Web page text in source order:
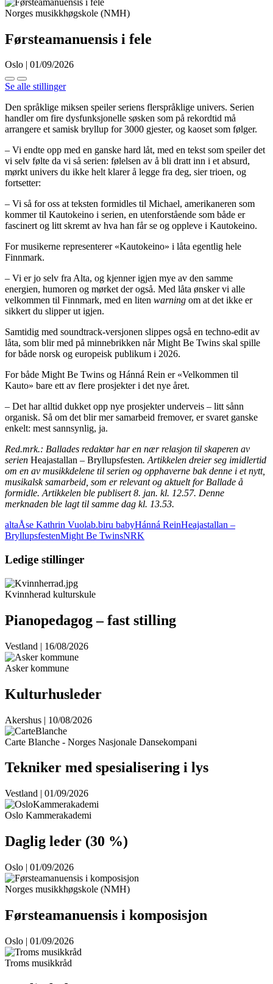
Norges musikkhøgskole (NMH)
Førsteamanuensis i fele
Oslo | 01/09/2026
Se alle stillinger
Den språklige miksen speiler seriens flerspråklige univers. Serien
handler om fire dysfunksjonelle søsken som på rekordtid må
arrangere et samisk bryllup for 3000 gjester, og kaoset som følger.
– Vi endte opp med en ganske hard låt, med en tekst som speiler det
vi selv følte da vi så serien: følelsen av å bli dratt inn i et absurd,
mørkt univers du ikke helt klarer å legge fra deg, sier trioen, og
fortsetter:
– Vi så for oss at teksten formidles til Michael, amerikaneren som
kommer til Kautokeino i serien, en utenforstående som både er
fascinert og litt skremt av hva han får se og oppleve i Kautokeino.
For musikerne representerer «Kautokeino» i låta egentlig hele
Finnmark.
– Vi er jo selv fra Alta, og kjenner igjen mye av den samme
energien, humoren og mørket der også. Med låta ønsker vi alle
velkommen til Finnmark, med en liten warning om at det ikke er
sikkert du slipper ut igjen.
Samtidig med soundtrack-versjonen slippes også en techno-edit av
låta, som blir med på minnebrikken når Might Be Twins skal spille
for både norsk og europeisk publikum i 2026.
For både Might Be Twins og Hánná Rein er «Velkommen til
Kauto» bare ett av flere prosjekter i det nye året.
– Det har alltid dukket opp nye prosjekter underveis – litt sånn
organisk. Så om det blir mer samarbeid fremover, er svaret ganske
enkelt: mest sannsynlig, ja.
Red.mrk.: Ballades redaktør har en nær relasjon til skaperen av
serien Heajastallan – Bryllupsfesten. Artikkelen dreier seg imidlertid
om en av musikkdelene til serien og opphaverne bak denne i et nytt,
musikalsk samarbeid, som er relevant og aktuelt for Ballade å
formidle. Artikkelen ble publisert 8. jan. kl. 12.57. Denne
merknaden ble lagt til samme dag kl. 13.53.
altaÅse Kathrin Vuolab.biru babyHánná ReinHeajastallan –
BryllupsfestenMight Be TwinsNRK
Ledige stillinger
Kvinnherad kulturskule
Pianopedagog – fast stilling
Vestland | 16/08/2026
Asker kommune
Kulturhusleder
Akershus | 10/08/2026
Carte Blanche - Norges Nasjonale Dansekompani
Tekniker med spesialisering i lys
Vestland | 01/09/2026
Oslo Kammerakademi
Daglig leder (30 %)
Oslo | 01/09/2026
Norges musikkhøgskole (NMH)
Førsteamanuensis i komposisjon
Oslo | 01/09/2026
Troms musikkråd